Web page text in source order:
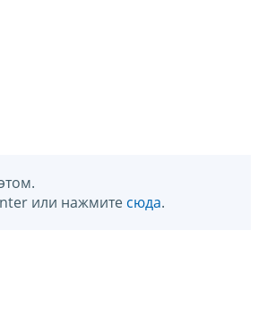
или нажмите сюда.